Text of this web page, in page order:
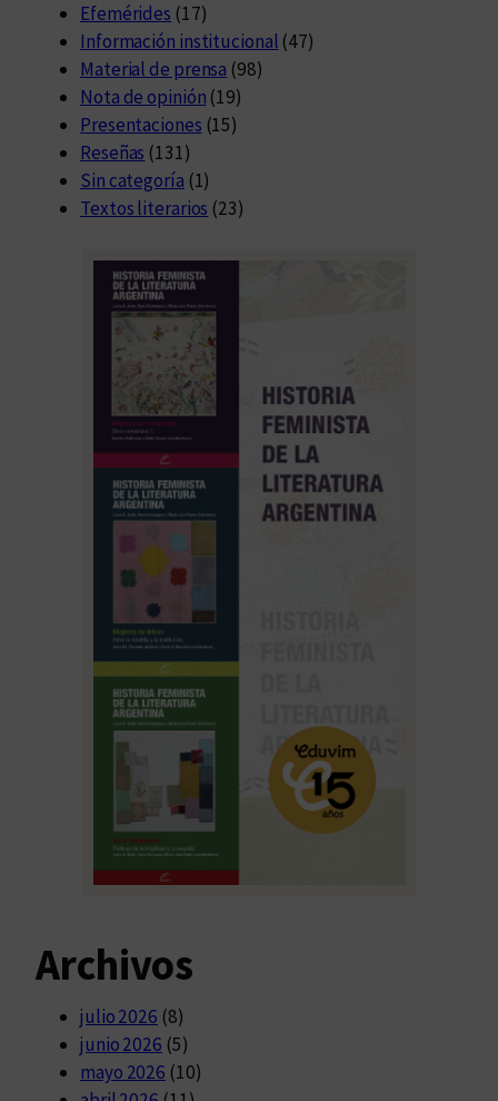
Efemérides (17)
Información institucional (47)
Material de prensa (98)
Nota de opinión (19)
Presentaciones (15)
Reseñas (131)
Sin categoría (1)
Textos literarios (23)
Archivos
julio 2026 (8)
junio 2026 (5)
mayo 2026 (10)